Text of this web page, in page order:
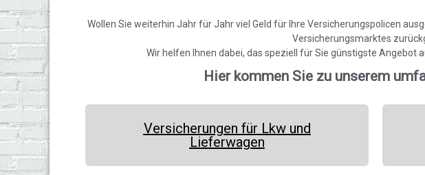
Wollen Sie weiterhin Jahr für Jahr viel Geld für Ihre Versicherungspolicen
Versicherungsmarktes
Wir helfen Ihnen dabei, das speziell für Sie günstigste Angebot
Hier kommen Sie zu unserem
Versicherungen für Lkw und
Lieferwagen